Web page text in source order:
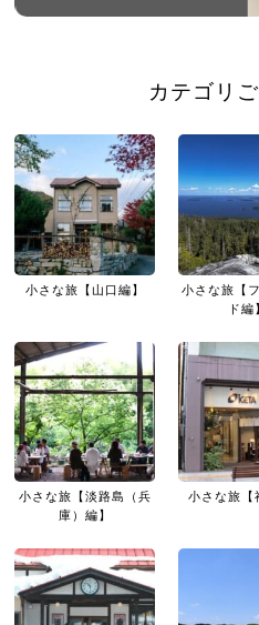
カテゴリ
小さな旅【山口編】
小さな旅【
ド編
小さな旅【淡路島（兵
庫）編】
小さな旅【